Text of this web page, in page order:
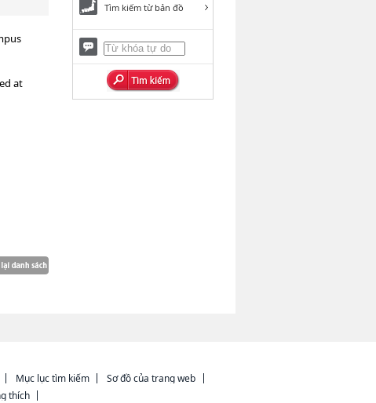
at
Tìm kiếm từ bản đồ
Mục lục tìm kiếm
Sơ đồ của trang web
thích